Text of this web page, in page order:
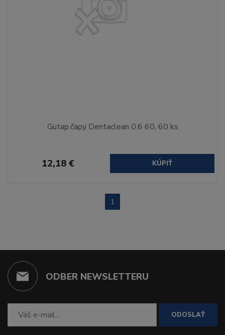
Gutap.čapy Dentaclean 0.6 60, 60 ks
12,18 € KÚPIŤ
1
ODBER NEWSLETTERU
ODOSLAŤ